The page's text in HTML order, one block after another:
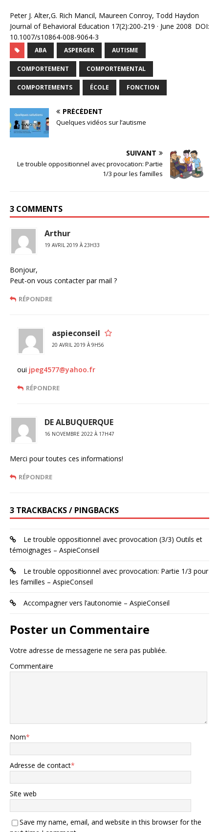
Peter J. Alter,G. Rich Mancil, Maureen Conroy, Todd Haydon
Journal of Behavioral Education 17(2):200-219 · June 2008 DOI:
10.1007/s10864-008-9064-3
ABA ASPERGER AUTISME
COMPORTEMENT COMPORTEMENTAL
COMPORTEMENTS ÉCOLE FONCTION
PRÉCÉDENT
Quelques vidéos sur l’autisme
SUIVANT
Le trouble oppositionnel avec provocation: Partie
1/3 pour les familles
3 COMMENTS
Arthur
19 AVRIL 2019 À 23H33
Bonjour,
Peut-on vous contacter par mail ?
RÉPONDRE
aspieconseil
20 AVRIL 2019 À 9H56
oui jpeg4577@yahoo.fr
RÉPONDRE
DE ALBUQUERQUE
16 NOVEMBRE 2022 À 17H47
Merci pour toutes ces informations!
RÉPONDRE
3 TRACKBACKS / PINGBACKS
Le trouble oppositionnel avec provocation (3/3) Outils et
témoignages – AspieConseil
Le trouble oppositionnel avec provocation: Partie 1/3 pour
les familles – AspieConseil
Accompagner vers l’autonomie – AspieConseil
Poster un Commentaire
Votre adresse de messagerie ne sera pas publiée.
Commentaire
Nom*
Adresse de contact*
Site web
Save my name, email, and website in this browser for the